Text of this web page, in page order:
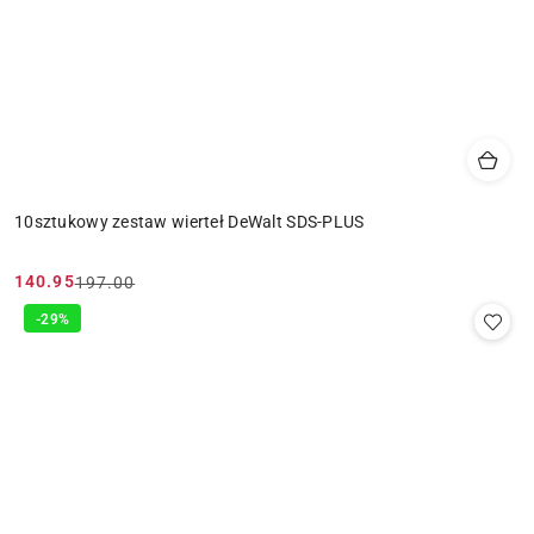
10sztukowy zestaw wierteł DeWalt SDS-PLUS
Cena
promocyjna:
140.95
Cena
przed
197.00
-29%